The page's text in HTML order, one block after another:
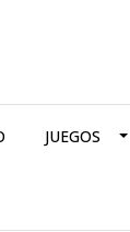
JUEGOS